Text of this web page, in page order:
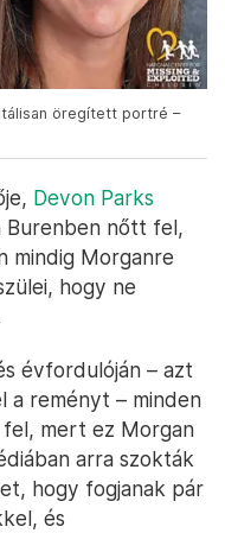
öregített portré –
Devon Parks
Burenben nőtt fel,
mindig Morganre
hogy ne
évfordulóján – azt
a reményt – minden
mert ez Morgan
arra szokták
hogy fogjanak pár
és